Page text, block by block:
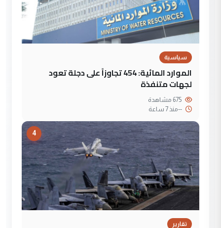
سياسية
الموارد المائية: 454 تجاوزاً على دجلة تعود
لجهات متنفذة
--منذ 7 ساعة
4
تقارير